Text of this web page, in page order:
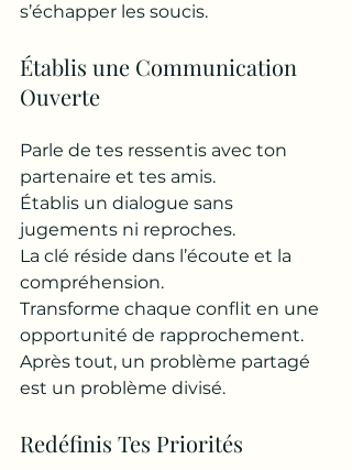
s’échapper les soucis.
Établis une Communication
Ouverte
Parle de tes ressentis avec ton
partenaire et tes amis.
Établis un dialogue sans
jugements ni reproches.
La clé réside dans l’écoute et la
compréhension.
Transforme chaque conflit en une
opportunité de rapprochement.
Après tout, un problème partagé
est un problème divisé.
Redéfinis Tes Priorités